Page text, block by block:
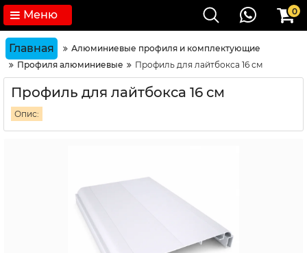
Меню 0
Главная
Алюминиевые профиля и комплектующие
Профиля алюминиевые
Профиль для лайтбокса 16 см
Профиль для лайтбокса 16 см
Опис: